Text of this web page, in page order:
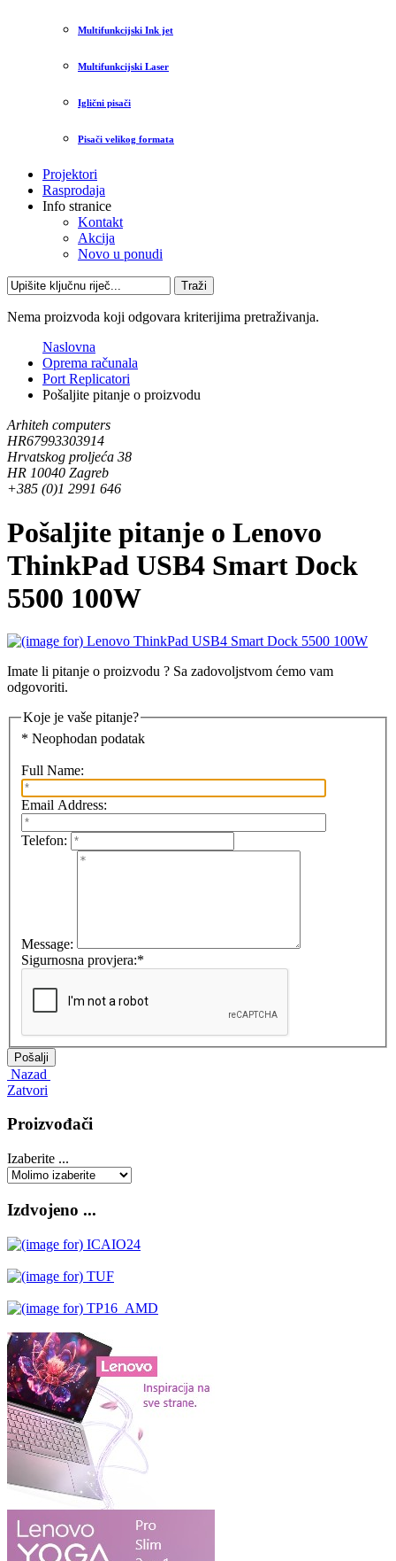
Multifunkcijski Ink jet
Multifunkcijski Laser
Iglični pisači
Pisači velikog formata
Projektori
Rasprodaja
Info stranice
Kontakt
Akcija
Novo u ponudi
Traži
Nema proizvoda koji odgovara kriterijima pretraživanja.
Naslovna
Oprema računala
Port Replicatori
Pošaljite pitanje o proizvodu
Arhiteh computers
HR67993303914
Hrvatskog proljeća 38
HR 10040 Zagreb
+385 (0)1 2991 646
Pošaljite pitanje o Lenovo
ThinkPad USB4 Smart Dock
5500 100W
Imate li pitanje o proizvodu ? Sa zadovoljstvom ćemo vam
odgovoriti.
Koje je vaše pitanje?
* Neophodan podatak
Full Name:
Email Address:
Telefon:
Message:
Sigurnosna provjera:*
Nazad
Zatvori
Proizvođači
Izaberite ...
Izdvojeno ...